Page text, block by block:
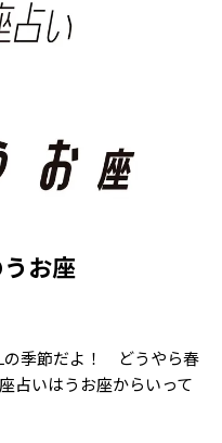
お座
の季節だよ！ どうやら春
占いはうお座からいって